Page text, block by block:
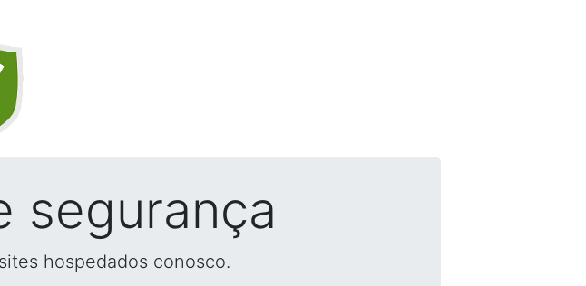
segurança
hospedados conosco.